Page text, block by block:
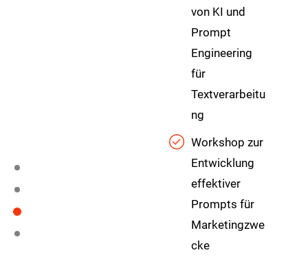
von KI und
Prompt
Engineering
für
Textverarbeitu
ng
Workshop zur
Entwicklung
effektiver
Prompts für
Marketingzwe
cke